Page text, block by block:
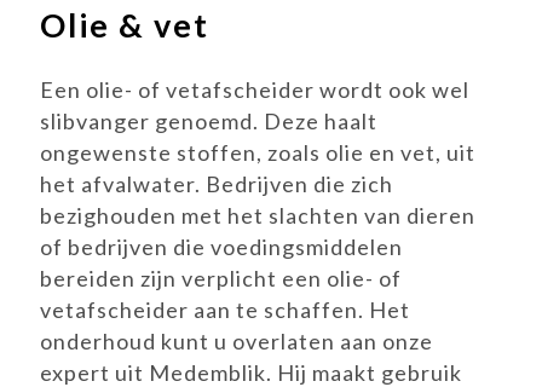
Olie & vet
Een olie- of vetafscheider wordt ook wel
slibvanger genoemd. Deze haalt
ongewenste stoffen, zoals olie en vet, uit
het afvalwater. Bedrijven die zich
bezighouden met het slachten van dieren
of bedrijven die voedingsmiddelen
bereiden zijn verplicht een olie- of
vetafscheider aan te schaffen. Het
onderhoud kunt u overlaten aan onze
expert uit Medemblik. Hij maakt gebruik